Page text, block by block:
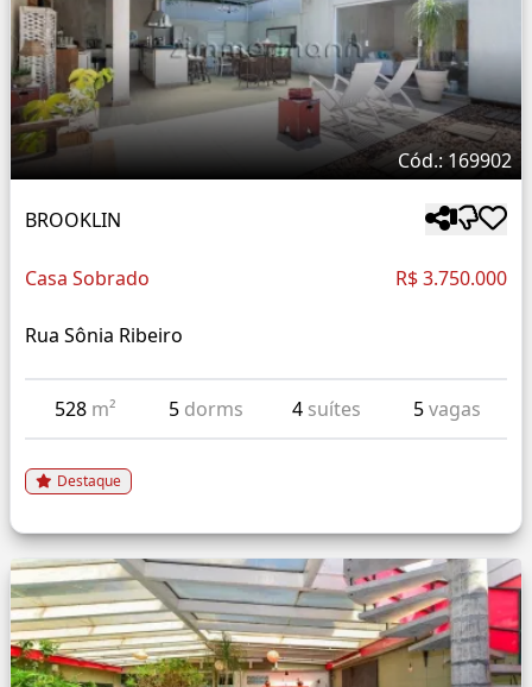
Cód.: 169902
BROOKLIN
Casa Sobrado R$ 3.750.000
Rua Sônia Ribeiro
528 m² 5 dorms 4 suítes 5vagas
Destaque